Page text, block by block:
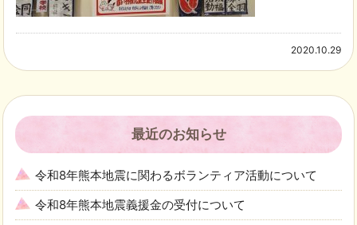
2020.10.29
最近のお知らせ
令和8年熊本地震に関わるボランティア活動について
令和8年熊本地震義援金の受付について